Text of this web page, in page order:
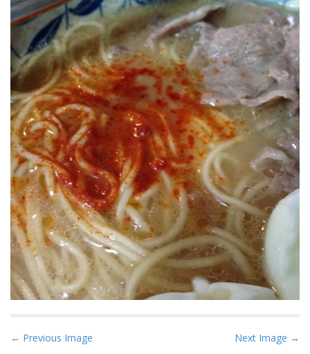
P
← Previous Image Next Image →